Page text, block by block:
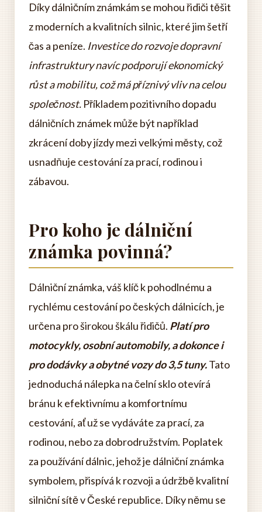
Díky dálničním známkám se mohou řidiči těšit
z moderních a kvalitních silnic, které jim šetří
čas a peníze. Investice do rozvoje dopravní
infrastruktury navíc podporují ekonomický
růst a mobilitu, což má příznivý vliv na celou
společnost. Příkladem pozitivního dopadu
dálničních známek může být například
zkrácení doby jízdy mezi velkými městy, což
usnadňuje cestování za prací, rodinou i
zábavou.
Pro koho je dálniční
známka povinná?
Dálniční známka, váš klíč k pohodlnému a
rychlému cestování po českých dálnicích, je
určena pro širokou škálu řidičů. Platí pro
motocykly, osobní automobily, a dokonce i
pro dodávky a obytné vozy do 3,5 tuny.Tato
jednoduchá nálepka na čelní sklo otevírá
bránu k efektivnímu a komfortnímu
cestování, ať už se vydáváte za prací, za
rodinou, nebo za dobrodružstvím. Poplatek
za používání dálnic, jehož je dálniční známka
symbolem, přispívá k rozvoji a údržbě kvalitní
silniční sítě v České republice. Díky němu se